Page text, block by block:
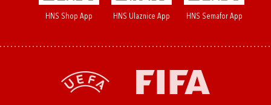
HNS Shop App HNS Ulaznice App HNS Semafor App